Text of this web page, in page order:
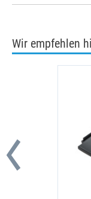
Wir empfehlen